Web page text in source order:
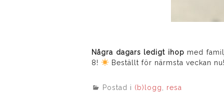
Några dagars ledigt ihop med
8!
Beställt för närmsta veckan
Postad i (b)logg resa